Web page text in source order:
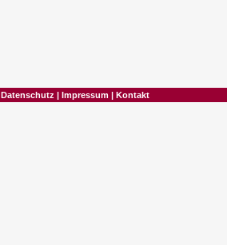
Datenschutz | Impressum | Kontakt